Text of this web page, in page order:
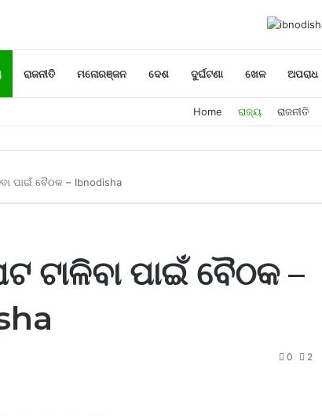
ରାଜନୀତି ମନୋରଞ୍ଜନ ଦେଶ ଦୁର୍ଘଟଣା ଖେଳ ଅପରାଧ
Home ରାଜ୍ୟ ରାଜନୀତି
ପାଇଁ ବୈଠକ – Ibnodisha
ଟାଳିବା ପାଇଁ ବୈଠକ –
0 2